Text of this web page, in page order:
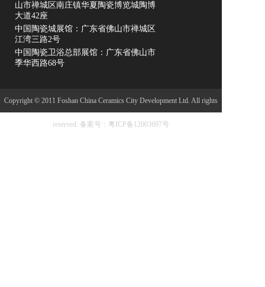
山市禅城区南庄镇华夏陶瓷博览城陶博
大道42座
中国陶瓷城展馆：广东省佛山市禅城区
江湾三路2号
中国陶瓷卫浴总部展馆：广东省佛山市
季华西路68号
Copyright © 2011 Foshan China Ceramics City Development Ltd. All rights
reserved. 备案号：粤ICP备12003697号